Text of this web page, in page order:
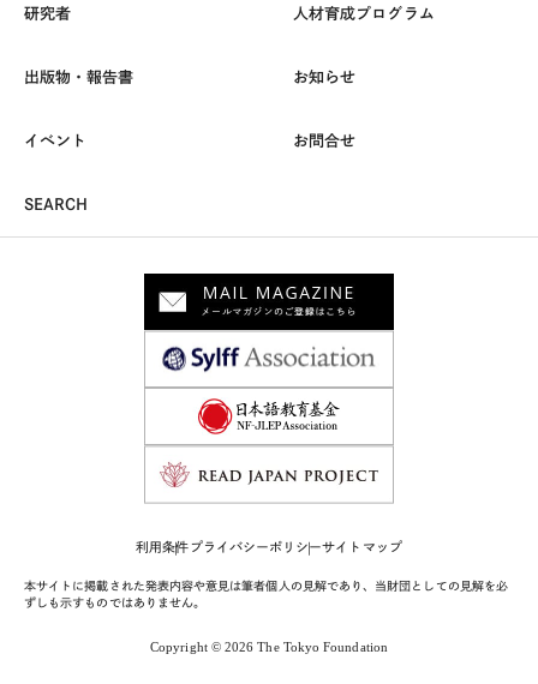
研究者 人材育成プログラム
出版物・報告書 お知らせ
イベント お問合せ
SEARCH
利用条件プライバシーポリシーサイトマップ
本サイトに掲載された発表内容や意見は筆者個人の見解であり、当財団としての見解を必
ずしも示すものではありません。
Copyright © 2026 The Tokyo Foundation